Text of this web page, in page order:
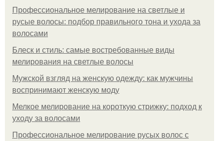
Профессиональное мелирование на светлые и
русые волосы: подбор правильного тона и ухода за
волосами
Блеск и стиль: самые востребованные виды
мелирования на светлые волосы
Мужской взгляд на женскую одежду: как мужчины
воспринимают женскую моду
Мелкое мелирование на короткую стрижку: подход к
уходу за волосами
Профессиональное мелирование русых волос с